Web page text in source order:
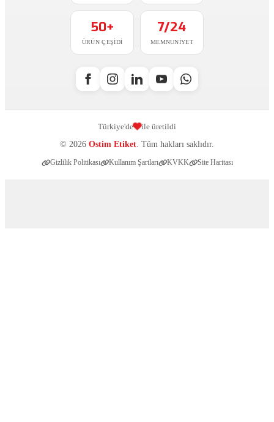
50+
ÜRÜN ÇEŞIDI
7/24
MEMNUNIYET
© 2026 Ostim Etiket. Tüm hakları saklıdır.
Türkiye'de ile üretildi
Gizlilik Politikası Kullanım Şartları KVKK Site Haritası